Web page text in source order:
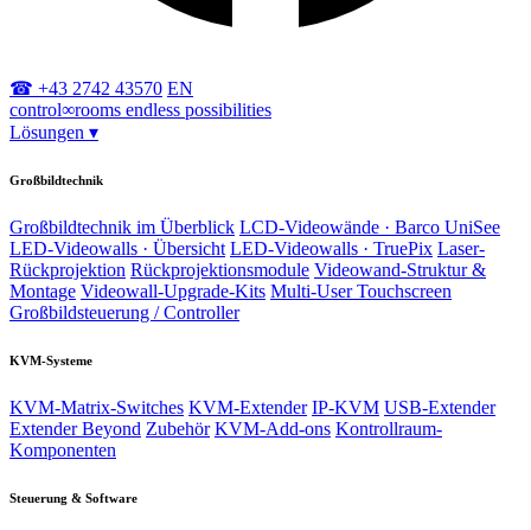
☎ +43 2742 43570 EN
control∞rooms endless possibilities
Lösungen ▾
Großbildtechnik
Großbildtechnik im Überblick LCD-Videowände · Barco UniSee
LED-Videowalls · Übersicht LED-Videowalls · TruePix Laser-
Rückprojektion Rückprojektionsmodule Videowand-Struktur &
Montage Videowall-Upgrade-Kits Multi-User Touchscreen
Großbildsteuerung / Controller
KVM-Systeme
KVM-Matrix-Switches KVM-Extender IP-KVM USB-Extender
Extender Beyond Zubehör KVM-Add-ons Kontrollraum-
Komponenten
Steuerung & Software